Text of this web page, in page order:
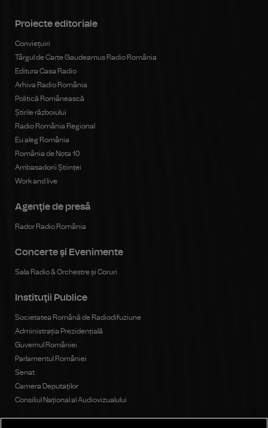
Proiecte editoriale
Conviețuiri
Târgul de Carte Gaudeamus Radio România
Editura Casa Radio
Arhiva Radio România
Politică Românească
Știrile războiului
Radio România Regional
Eu aleg România
România de Nota 10
Ambasadorii Științei
Work and live
Agenţie de presă
Rador Radio România
Concerte şi Evenimente
Sala Radio & Orchestre și Coruri
Instituţii Publice
Societatea Română de Radiodifuziune
Administrația Prezidențială
Guvernul României
Parlamentul României
Senat
Camera Deputaților
Consiliul Național al Audiovizualului